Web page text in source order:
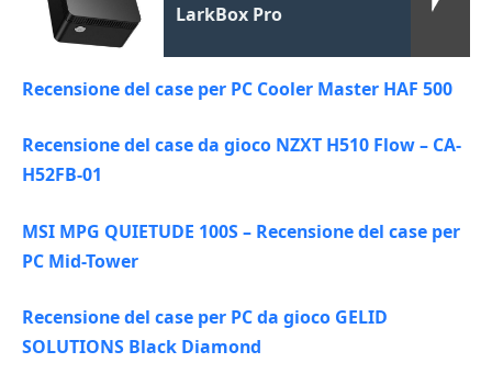
LarkBox Pro
Recensione del case per PC Cooler Master HAF 500
Recensione del case da gioco NZXT H510 Flow – CA-
H52FB-01
MSI MPG QUIETUDE 100S – Recensione del case per
PC Mid-Tower
Recensione del case per PC da gioco GELID
SOLUTIONS Black Diamond